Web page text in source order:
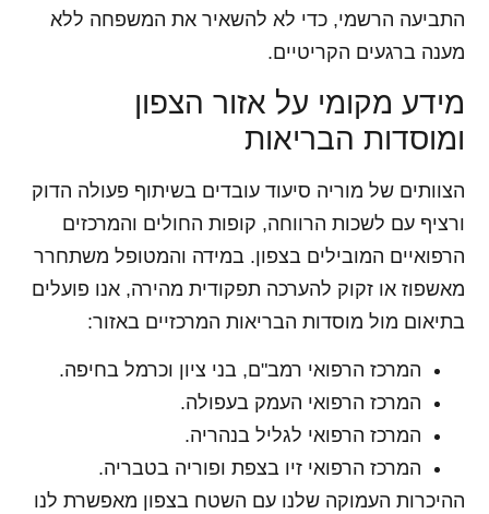
התביעה הרשמי, כדי לא להשאיר את המשפחה ללא
מענה ברגעים הקריטיים.
מידע מקומי על אזור הצפון
ומוסדות הבריאות
הצוותים של מוריה סיעוד עובדים בשיתוף פעולה הדוק
ורציף עם לשכות הרווחה, קופות החולים והמרכזים
הרפואיים המובילים בצפון. במידה והמטופל משתחרר
מאשפוז או זקוק להערכה תפקודית מהירה, אנו פועלים
בתיאום מול מוסדות הבריאות המרכזיים באזור:
המרכז הרפואי רמב"ם, בני ציון וכרמל בחיפה.
המרכז הרפואי העמק בעפולה.
המרכז הרפואי לגליל בנהריה.
המרכז הרפואי זיו בצפת ופוריה בטבריה.
ההיכרות העמוקה שלנו עם השטח בצפון מאפשרת לנו